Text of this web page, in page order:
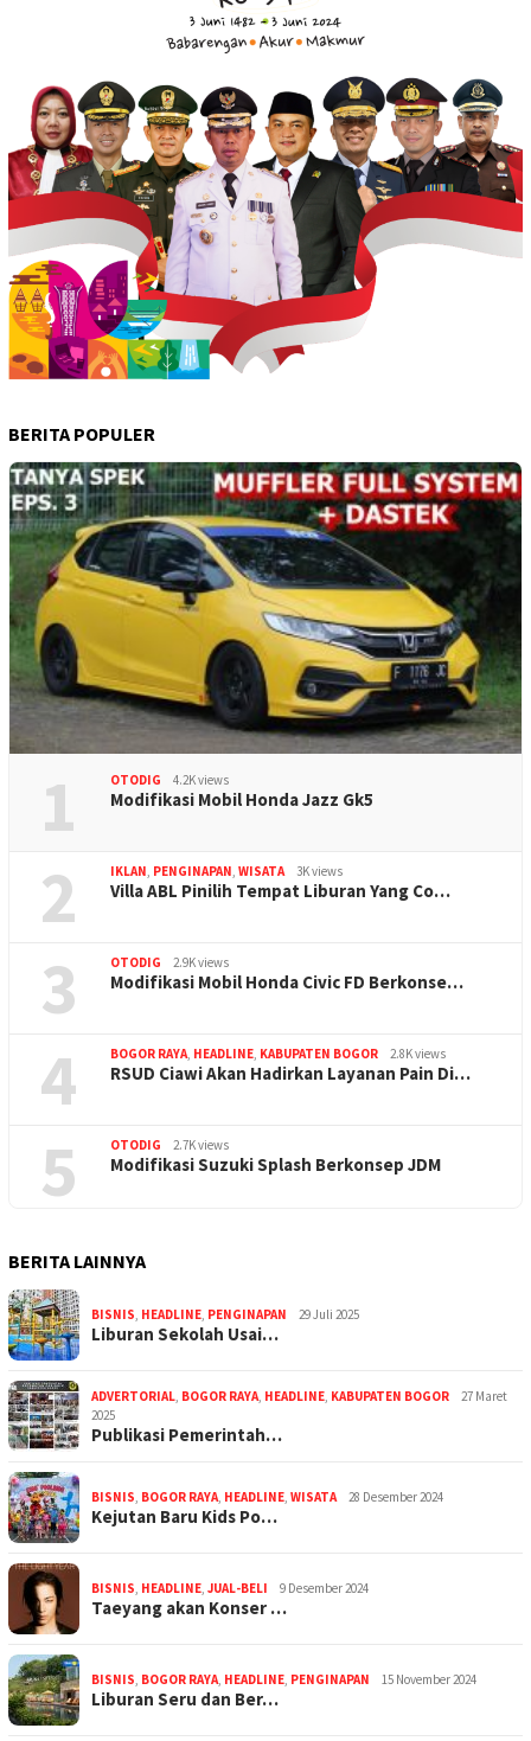
BERITA POPULER
1 OTODIG 4.2K views
Modifikasi Mobil Honda Jazz Gk5
2 IKLAN, PENGINAPAN, WISATA 3K views
Villa ABL Pinilih Tempat Liburan Yang Co…
3 OTODIG 2.9K views
Modifikasi Mobil Honda Civic FD Berkonse…
4 BOGOR RAYA, HEADLINE, KABUPATEN BOGOR 2.8K views
RSUD Ciawi Akan Hadirkan Layanan Pain Di…
5 OTODIG 2.7K views
Modifikasi Suzuki Splash Berkonsep JDM
BERITA LAINNYA
BISNIS, HEADLINE, PENGINAPAN 29 Juli 2025
Liburan Sekolah Usai…
ADVERTORIAL, BOGOR RAYA, HEADLINE, KABUPATEN BOGOR
27 Maret
2025
Publikasi Pemerintah…
BISNIS, BOGOR RAYA, HEADLINE, WISATA 28 Desember 2024
Kejutan Baru Kids Po…
BISNIS, HEADLINE, JUAL-BELI 9 Desember 2024
Taeyang akan Konser …
BISNIS, BOGOR RAYA, HEADLINE, PENGINAPAN 15 November 2024
Liburan Seru dan Ber…